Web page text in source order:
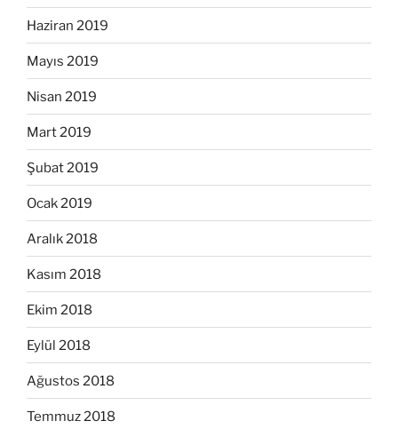
Haziran 2019
Mayıs 2019
Nisan 2019
Mart 2019
Şubat 2019
Ocak 2019
Aralık 2018
Kasım 2018
Ekim 2018
Eylül 2018
Ağustos 2018
Temmuz 2018